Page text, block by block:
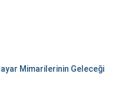
Mimarilerinin Geleceği